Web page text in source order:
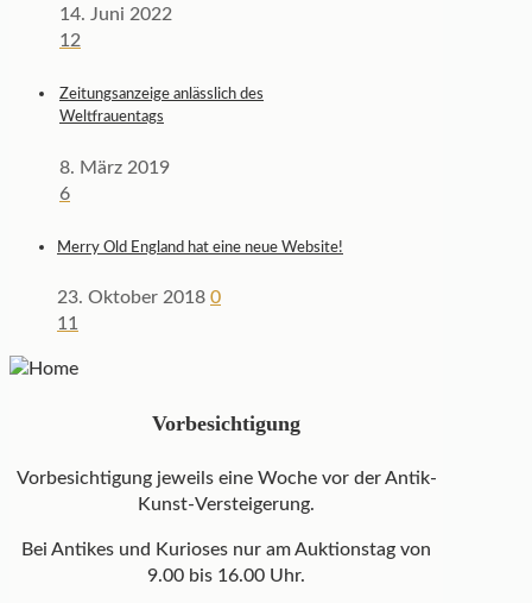
14. Juni 2022
12
Zeitungsanzeige anlässlich des
Weltfrauentags
8. März 2019
6
Merry Old England hat eine neue Website!
23. Oktober 2018 0
11
Vorbesichtigung
Vorbesichtigung jeweils eine Woche vor der Antik-
Kunst-Versteigerung.
Bei Antikes und Kurioses nur am Auktionstag von
9.00 bis 16.00 Uhr.